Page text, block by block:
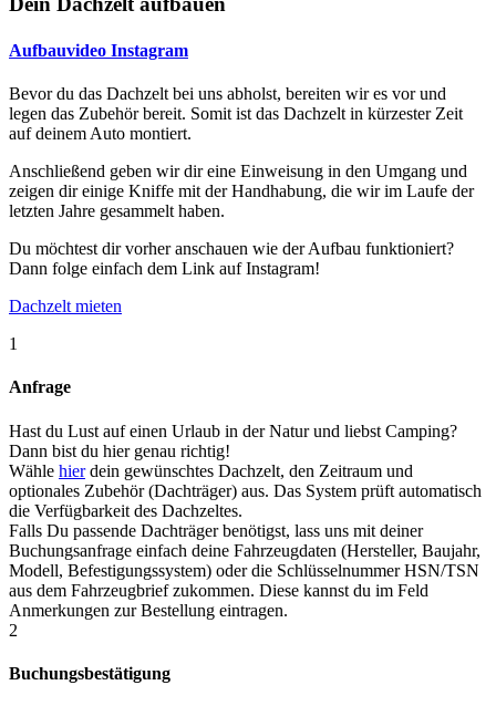
Aufbauvideo Instagram
Bevor du das Dachzelt bei uns abholst, bereiten wir es vor und
legen das Zubehör bereit. Somit ist das Dachzelt in kürzester Zeit
auf deinem Auto montiert.
Anschließend geben wir dir eine Einweisung in den Umgang und
zeigen dir einige Kniffe mit der Handhabung, die wir im Laufe der
letzten Jahre gesammelt haben.
Du möchtest dir vorher anschauen wie der Aufbau funktioniert?
Dann folge einfach dem Link auf Instagram!
Dachzelt mieten
1
Anfrage
Hast du Lust auf einen Urlaub in der Natur und liebst Camping?
Dann bist du hier genau richtig!
Wähle hierdein gewünschtes Dachzelt, den Zeitraum und
optionales Zubehör (Dachträger) aus. Das System prüft automatisch
die Verfügbarkeit des Dachzeltes.
Falls Du passende Dachträger benötigst, lass uns mit deiner
Buchungsanfrage einfach deine Fahrzeugdaten (Hersteller, Baujahr,
Modell, Befestigungssystem) oder die Schlüsselnummer HSN/TSN
aus dem Fahrzeugbrief zukommen. Diese kannst du im Feld
Anmerkungen zur Bestellung eintragen.
2
Buchungsbestätigung